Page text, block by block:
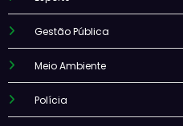
Gestão Pública
Meio Ambiente
Polícia